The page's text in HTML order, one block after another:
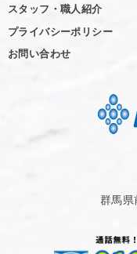
スタッフ・職人紹介
プライバシーポリシー
お問い合わせ
群馬県